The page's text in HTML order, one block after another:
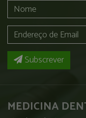
Subscrever
MEDICINA